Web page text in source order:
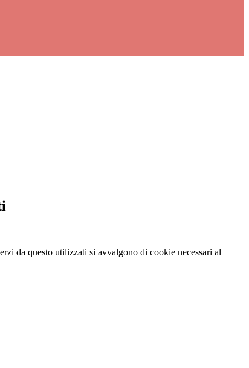
da questo utilizzati si avvalgono di cookie necessari al